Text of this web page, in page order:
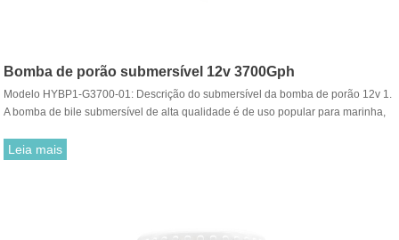
Bomba de porão submersível 12v 3700Gph
Modelo HYBP1-G3700-01: Descrição do submersível da bomba de porão 12v 1.
A bomba de bile submersível de alta qualidade é de uso popular para marinha,
aço inoxidável e corpos termoplásticos resistentes. 3. Totalmente submersível e
Leia mais